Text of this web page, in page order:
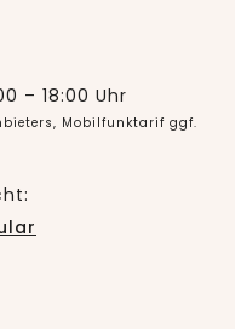
– 18:00 Uhr
Mobilfunktarif ggf.